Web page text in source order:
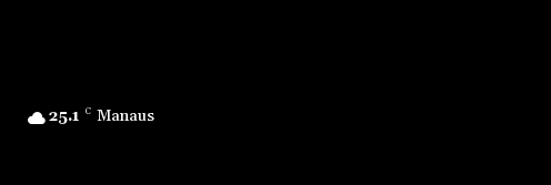
25.1 C Manaus